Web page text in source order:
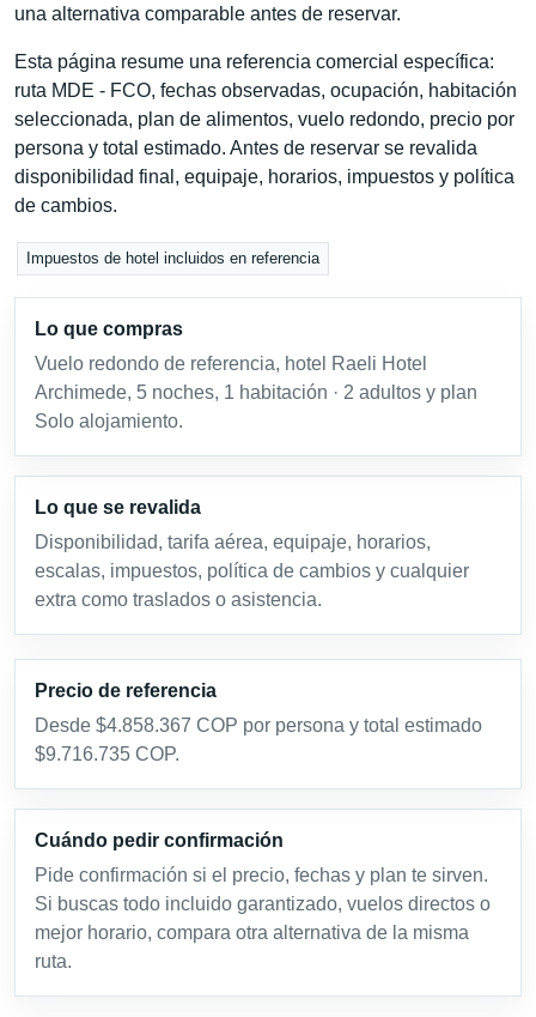
una alternativa comparable antes de reservar.
Esta página resume una referencia comercial específica:
ruta MDE - FCO, fechas observadas, ocupación, habitación
seleccionada, plan de alimentos, vuelo redondo, precio por
persona y total estimado. Antes de reservar se revalida
disponibilidad final, equipaje, horarios, impuestos y política
de cambios.
Impuestos de hotel incluidos en referencia
Lo que compras
Vuelo redondo de referencia, hotel Raeli Hotel
Archimede, 5 noches, 1 habitación · 2 adultos y plan
Solo alojamiento.
Lo que se revalida
Disponibilidad, tarifa aérea, equipaje, horarios,
escalas, impuestos, política de cambios y cualquier
extra como traslados o asistencia.
Precio de referencia
Desde $4.858.367 COP por persona y total estimado
$9.716.735 COP.
Cuándo pedir confirmación
Pide confirmación si el precio, fechas y plan te sirven.
Si buscas todo incluido garantizado, vuelos directos o
mejor horario, compara otra alternativa de la misma
ruta.